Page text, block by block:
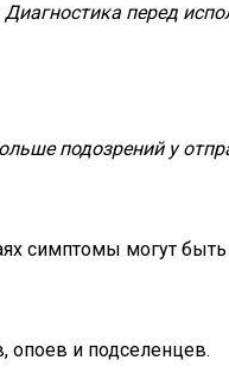
перед
подозрений у
симптомы могут
опоев и подселенцев.